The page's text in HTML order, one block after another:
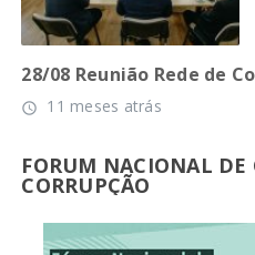
28/08 Reunião Rede de
access_time 11 meses atrás
FORUM NACIONAL DE
CORRUPÇÃO